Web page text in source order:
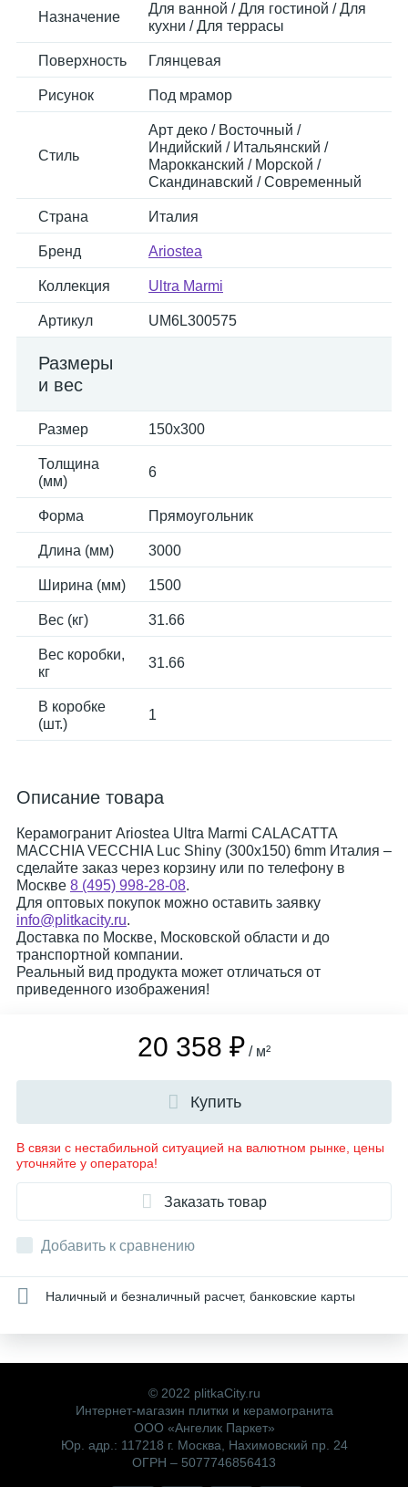
Назначение
Для ванной / Для гостиной / Для
кухни / Для террасы
Поверхность Глянцевая
Рисунок Под мрамор
Стиль
Арт деко / Восточный /
Индийский / Итальянский /
Марокканский / Морской /
Скандинавский / Современный
Страна Италия
Бренд Ariostea
Коллекция Ultra Marmi
Артикул UM6L300575
Размеры
и вес
Размер 150x300
Толщина
(мм)
6
Форма Прямоугольник
Длина (мм) 3000
Ширина (мм) 1500
Вес (кг) 31.66
Вес коробки,
кг
31.66
В коробке
(шт.)
1
Описание товара
Керамогранит Ariostea Ultra Marmi CALACATTA
MACCHIA VECCHIA Luc Shiny (300x150) 6mm Италия –
сделайте заказ через корзину или по телефону в
Москве 8 (495) 998-28-08.
Для оптовых покупок можно оставить заявку
info@plitkacity.ru.
Доставка по Москве, Московской области и до
транспортной компании.
Реальный вид продукта может отличаться от
приведенного изображения!
20 358 ₽ / м²
Купить
В связи с нестабильной ситуацией на валютном рынке, цены
уточняйте у оператора!
Заказать товар
Добавить к сравнению
Наличный и безналичный расчет, банковские карты
© 2022 plitkaCity.ru
Интернет-магазин плитки и керамогранита
ООО «Ангелик Паркет»
Юр. адр.: 117218 г. Москва, Нахимовский пр. 24
ОГРН – 5077746856413